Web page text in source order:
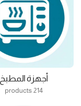
أجهزة المطبخ
214 products